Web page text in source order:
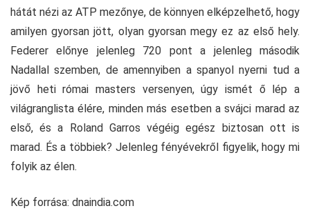
hátát nézi az ATP mezőnye, de könnyen elképzelhető, hogy
amilyen gyorsan jött, olyan gyorsan megy ez az első hely.
Federer előnye jelenleg 720 pont a jelenleg második
Nadallal szemben, de amennyiben a spanyol nyerni tud a
jövő heti római masters versenyen, úgy ismét ő lép a
világranglista élére, minden más esetben a svájci marad az
első, és a Roland Garros végéig egész biztosan ott is
marad. És a többiek? Jelenleg fényévekről figyelik, hogy mi
folyik az élen.
Kép forrása: dnaindia.com